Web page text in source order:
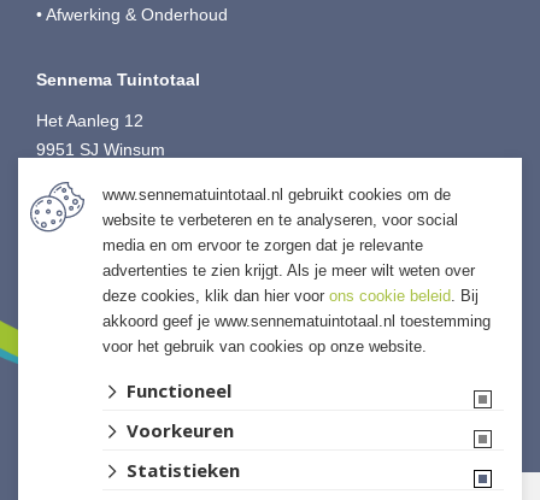
• Afwerking & Onderhoud
Sennema Tuintotaal
Het Aanleg 12
9951 SJ Winsum
0595-749080
E:tuintotaal@sennema-groep.nl
I:sennematuintotaal.nl
Website ontwikkeld door Lined
www.sennematuintotaal.nl gebruikt cookies om de
website te verbeteren en te analyseren, voor social
media en om ervoor te zorgen dat je relevante
advertenties te zien krijgt. Als je meer wilt weten over
deze cookies, klik dan hier voor ons cookie beleid. Bij
akkoord geef je www.sennematuintotaal.nl toestemming
voor het gebruik van cookies op onze website.
Functioneel
Voorkeuren
Statistieken